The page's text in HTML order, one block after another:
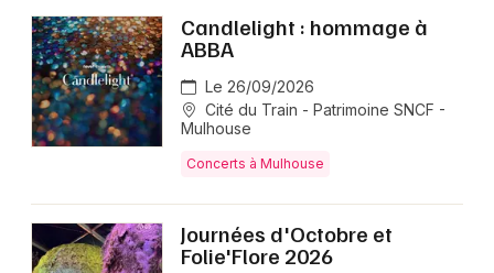
Candlelight : hommage à
ABBA
Le 26/09/2026
Cité du Train - Patrimoine SNCF -
Mulhouse
Concerts à Mulhouse
Journées d'Octobre et
Folie'Flore 2026